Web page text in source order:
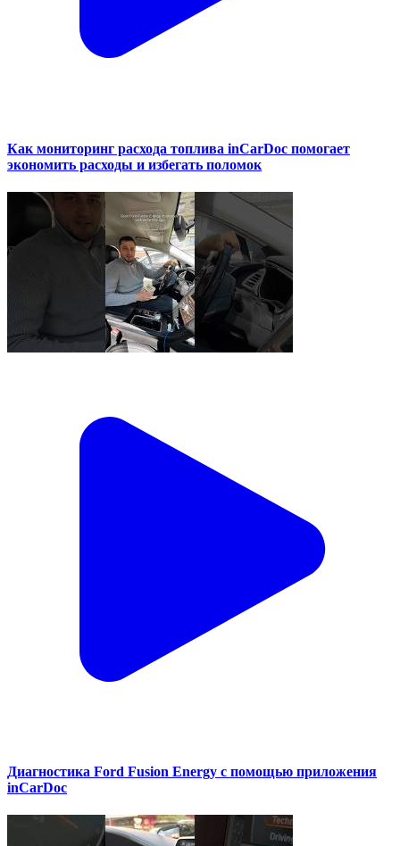
Как мониторинг расхода топлива inCarDoc помогает
экономить расходы и избегать поломок
Диагностика Ford Fusion Energy с помощью приложения
inCarDoc